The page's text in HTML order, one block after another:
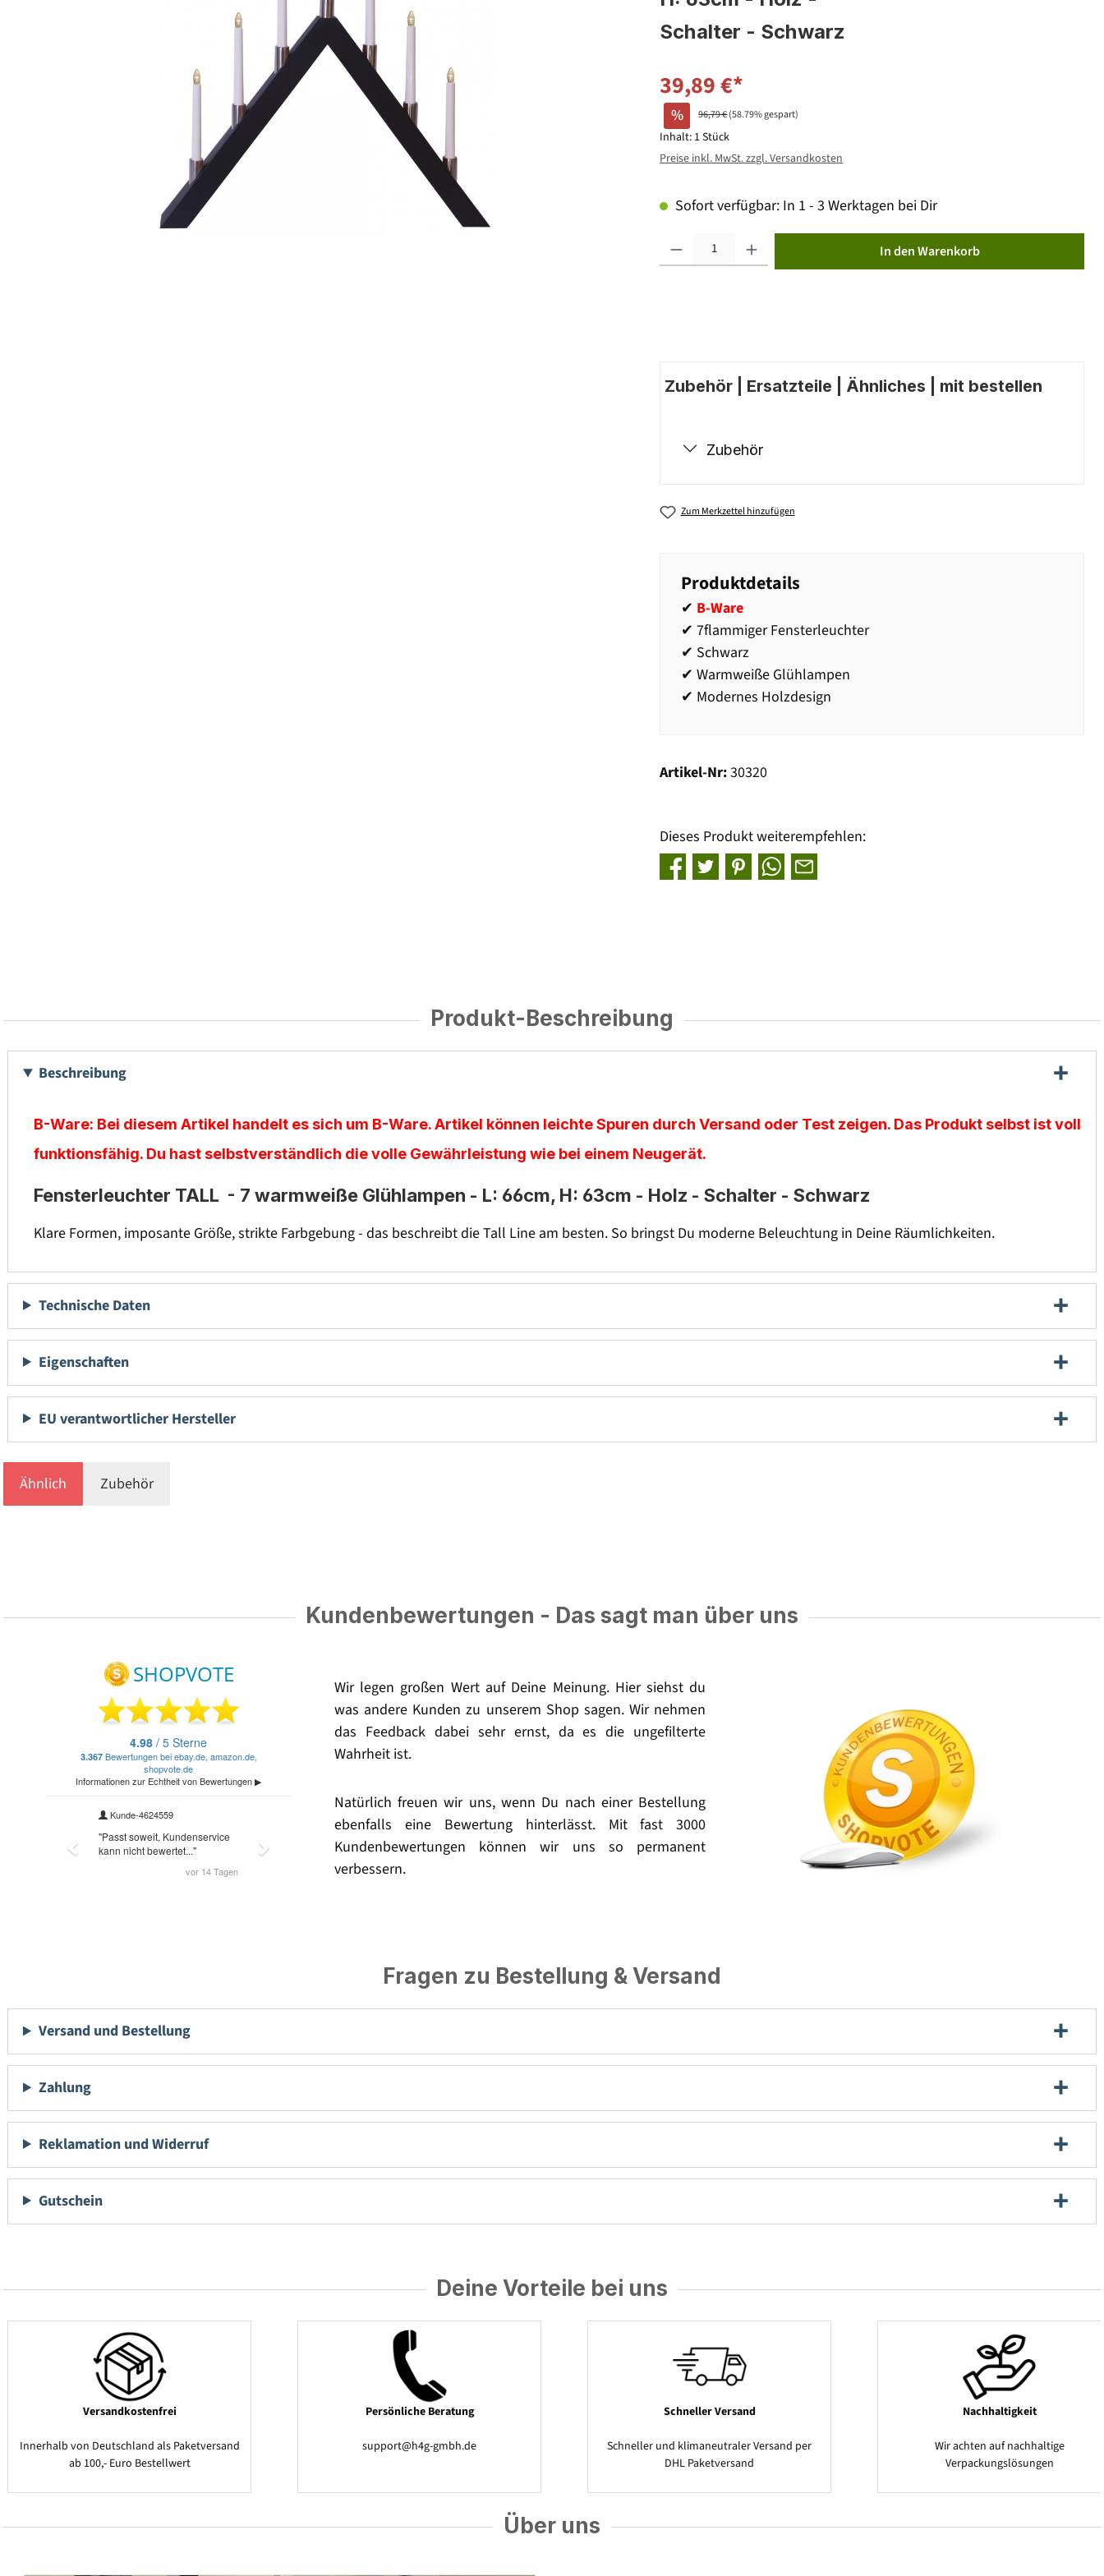
Schalter - Schwarz
39,89 €*
% 96,79 €(58.79% gespart)
Inhalt: 1 Stück
Preise inkl. MwSt. zzgl. Versandkosten
Sofort verfügbar: In 1 - 3 Werktagen bei Dir
In den Warenkorb
Zubehör | Ersatzteile | Ähnliches | mit bestellen
Zubehör
Zum Merkzettel hinzufügen
Produktdetails
✔ B-Ware
✔ 7flammiger Fensterleuchter
✔ Schwarz
✔ Warmweiße Glühlampen
✔ Modernes Holzdesign
Artikel-Nr:30320
Dieses Produkt weiterempfehlen:
Produkt-Beschreibung
Beschreibung
B-Ware: Bei diesem Artikel handelt es sich um B-Ware. Artikel können leichte Spuren durch Versand oder Test zeigen. Das Produkt selbst ist voll
funktionsfähig. Du hast selbstverständlich die volle Gewährleistung wie bei einem Neugerät.
Fensterleuchter TALL - 7 warmweiße Glühlampen - L: 66cm, H: 63cm - Holz - Schalter - Schwarz
Klare Formen, imposante Größe, strikte Farbgebung - das beschreibt die Tall Line am besten. So bringst Du moderne Beleuchtung in Deine Räumlichkeiten.
Technische Daten
Eigenschaften
EU verantwortlicher Hersteller
Ähnlich Zubehör
Kundenbewertungen - Das sagt man über uns
Wir legen großen Wert auf Deine Meinung. Hier siehst du
was andere Kunden zu unserem Shop sagen. Wir nehmen
das Feedback dabei sehr ernst, da es die ungefilterte
Wahrheit ist.
Natürlich freuen wir uns, wenn Du nach einer Bestellung
ebenfalls eine Bewertung hinterlässt. Mit fast 3000
Kundenbewertungen können wir uns so permanent
verbessern.
Fragen zu Bestellung & Versand
Versand und Bestellung
Zahlung
Reklamation und Widerruf
Gutschein
Deine Vorteile bei uns
Versandkostenfrei
Innerhalb von Deutschland als Paketversand
ab 100,- Euro Bestellwert
Persönliche Beratung
support@h4g-gmbh.de
Schneller Versand
Schneller und klimaneutraler Versand per
DHL Paketversand
Nachhaltigkeit
Wir achten auf nachhaltige
Verpackungslösungen
Über uns